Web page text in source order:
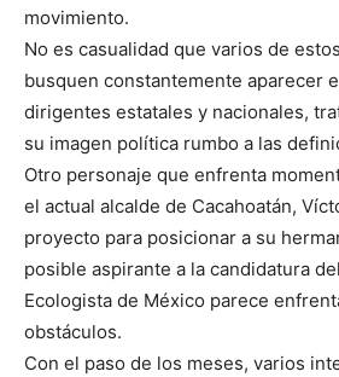
movimiento.
No es casualidad que varios de
busquen constantemente aparecer
dirigentes estatales y nacionales,
su imagen política rumbo a las
Otro personaje que enfrenta
el actual alcalde de Cacahoatán,
proyecto para posicionar a su
posible aspirante a la candidatura
Ecologista de México parece
obstáculos.
Con el paso de los meses, varios